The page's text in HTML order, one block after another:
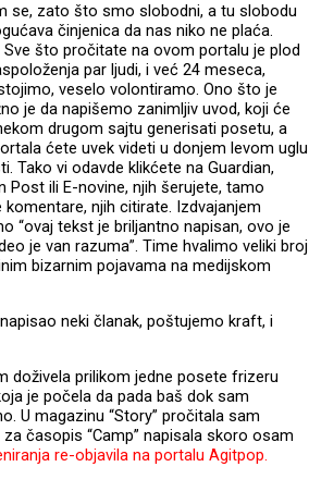
se, zato što smo slobodni, a tu slobodu
činjenica da nas niko ne plaća.
Sve što pročitate na ovom portalu je plod
par ljudi, i već 24 meseca,
veselo volontiramo. Ono što je
je da napišemo zanimljiv uvod, koji će
drugom sajtu generisati posetu, a
ćete uvek videti u donjem levom uglu
Tako vi odavde klikćete na Guardian,
Post ili E-novine, njih šerujete, tamo
komentare, njih citirate. Izdvajanjem
“ovaj tekst je briljantno napisan, ovo je
je van razuma”. Time hvalimo veliki broj
bizarnim pojavama na medijskom
neki članak, poštujemo kraft, i
doživela prilikom jedne posete frizeru
je počela da pada baš dok sam
U magazinu “Story” pročitala sam
časopis “Camp” napisala skoro osam
re-objavila na portalu Agitpop.